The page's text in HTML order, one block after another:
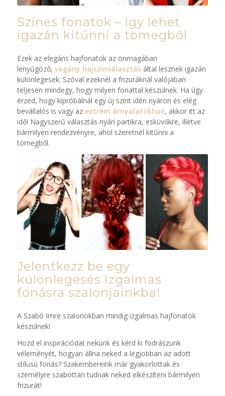
Színes fonatok – így lehet
igazán kitűnni a tömegből
Ezek az elegáns hajfonatok az önmagában
lenyűgöző, vagány hajszínválasztásáltal lesznek igazán
különlegesek. Szóval ezeknél a frizuráknál valójában
teljesen mindegy, hogy milyen fonattal készülnek. Ha úgy
érzed, hogy kipróbálnál egy új színt idén nyáron és elég
bevállalós is vagy az extrém árnyalatokhoz, akkor itt az
idő! Nagyszerű választás nyári partikra, esküvőkre, illetve
bármilyen rendezvényre, ahol szeretnél kitűnni a
tömegből.
Jelentkezz be egy
különlegesés izgalmas
fonásra szalonjainkba!
A Szabó Imre szalonokban mindig izgalmas hajfonatok
készülnek!
Hozd el inspirációdat nekünk és kérd ki fodrászunk
véleményét, hogyan állna neked a legjobban az adott
stílusú fonás? Szakembereink már gyakorlottak és
személyre szabottan tudnak neked elkészíteni bármilyen
frizurát!